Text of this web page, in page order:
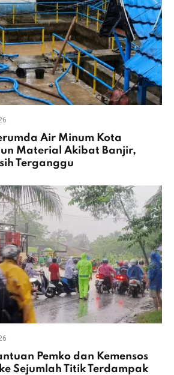
Air Minum Kota
Material Akibat Banjir,
Terganggu
Pemko dan Kemensos
Sejumlah Titik Terdampak